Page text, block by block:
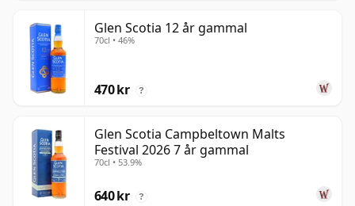
Glen Scotia 12 år gammal
70cl • 46%
470 kr ?
Glen Scotia Campbeltown Malts
Festival 2026 7 år gammal
70cl • 53.9%
640 kr ?